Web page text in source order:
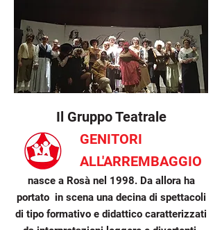
Il Gruppo Teatrale
GENITORI
ALL'ARREMBAGGIO
nasce a Rosà nel 1998. Da allora ha
portato in scena una decina di spettacoli
di tipo formativo e didattico caratterizzati